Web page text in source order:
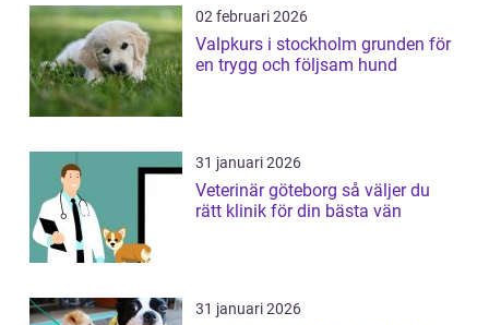
02 februari 2026
Valpkurs i stockholm grunden för
en trygg och följsam hund
31 januari 2026
Veterinär göteborg så väljer du
rätt klinik för din bästa vän
31 januari 2026